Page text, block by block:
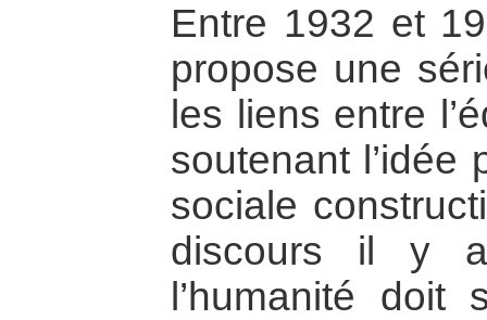
Entre 1932 et
propose une
les liens entre
soutenant l’idée
sociale
discours il y
l’humanité doit